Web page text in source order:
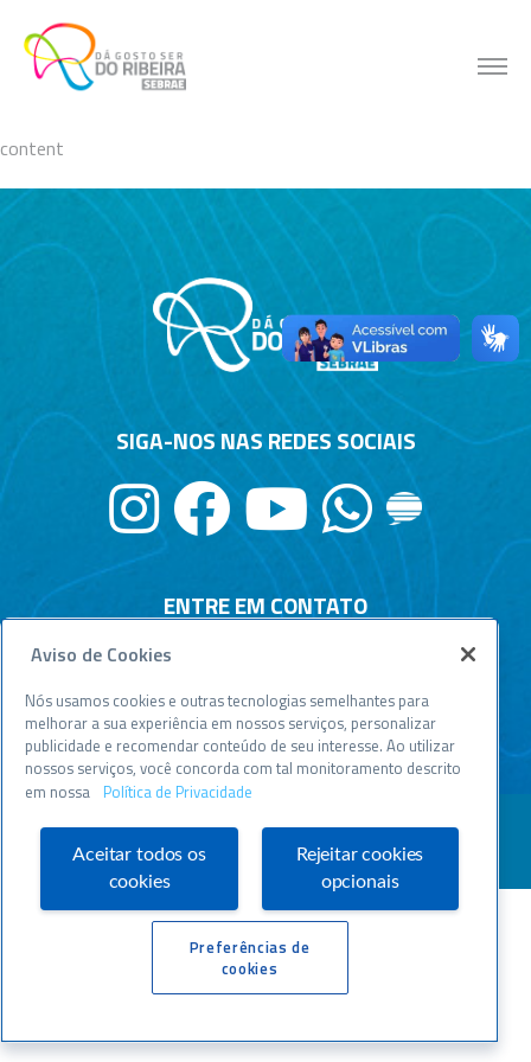
content
content
ENTRE EM CONTATO
Central de relacionamento
0800 570 0800
WWW.SEBRAESP.COM.BR
SIGA-NOS NAS REDES SOCIAIS
Aviso de Cookies
Nós usamos cookies e outras tecnologias semelhantes para
melhorar a sua experiência em nossos serviços, personalizar
publicidade e recomendar conteúdo de seu interesse. Ao utilizar
nossos serviços, você concorda com tal monitoramento descrito
em nossa Política de Privacidade
Aceitar todos os
cookies
Rejeitar cookies
opcionais
Preferências de
cookies